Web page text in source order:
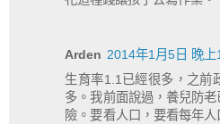
Arden 2014年1月5日 晚上
生育率1.1已經很多，之前
多。我前面說過，養兒防
險。要看人口，要看每年